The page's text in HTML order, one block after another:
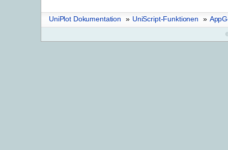
UniPlot Dokumentation » UniScript-Funktionen »